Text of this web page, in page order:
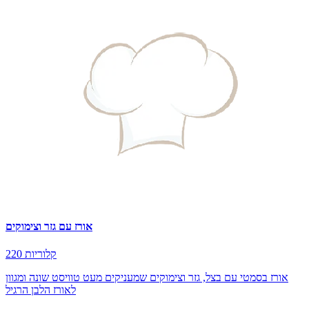
אורז עם גזר וצימוקים
220 קלוריות
אורז בסמטי עם בצל, גזר וצימוקים שמעניקים מעט טוויסט שונה ומגוון
לאורז הלבן הרגיל